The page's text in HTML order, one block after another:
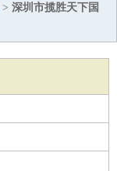
> 深圳市揽胜天下国